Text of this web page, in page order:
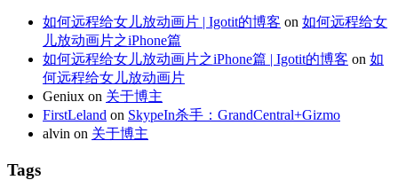
如何远程给女儿放动画片 | Igotit的博客 on 如何远程给女
儿放动画片之iPhone篇
如何远程给女儿放动画片之iPhone篇 | Igotit的博客 on 如
何远程给女儿放动画片
Geniux on 关于博主
FirstLeland on SkypeIn杀手：GrandCentral+Gizmo
alvin on 关于博主
Tags